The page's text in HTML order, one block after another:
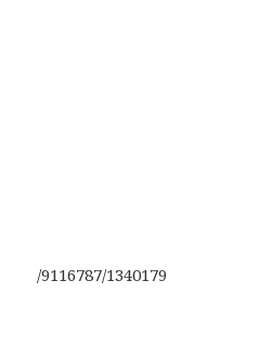
/9116787/1340179